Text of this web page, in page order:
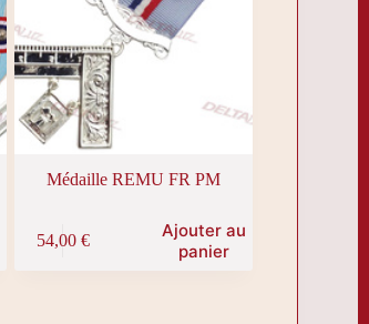
Médaille REMU FR PM
54,00 €
Ajouter au
panier